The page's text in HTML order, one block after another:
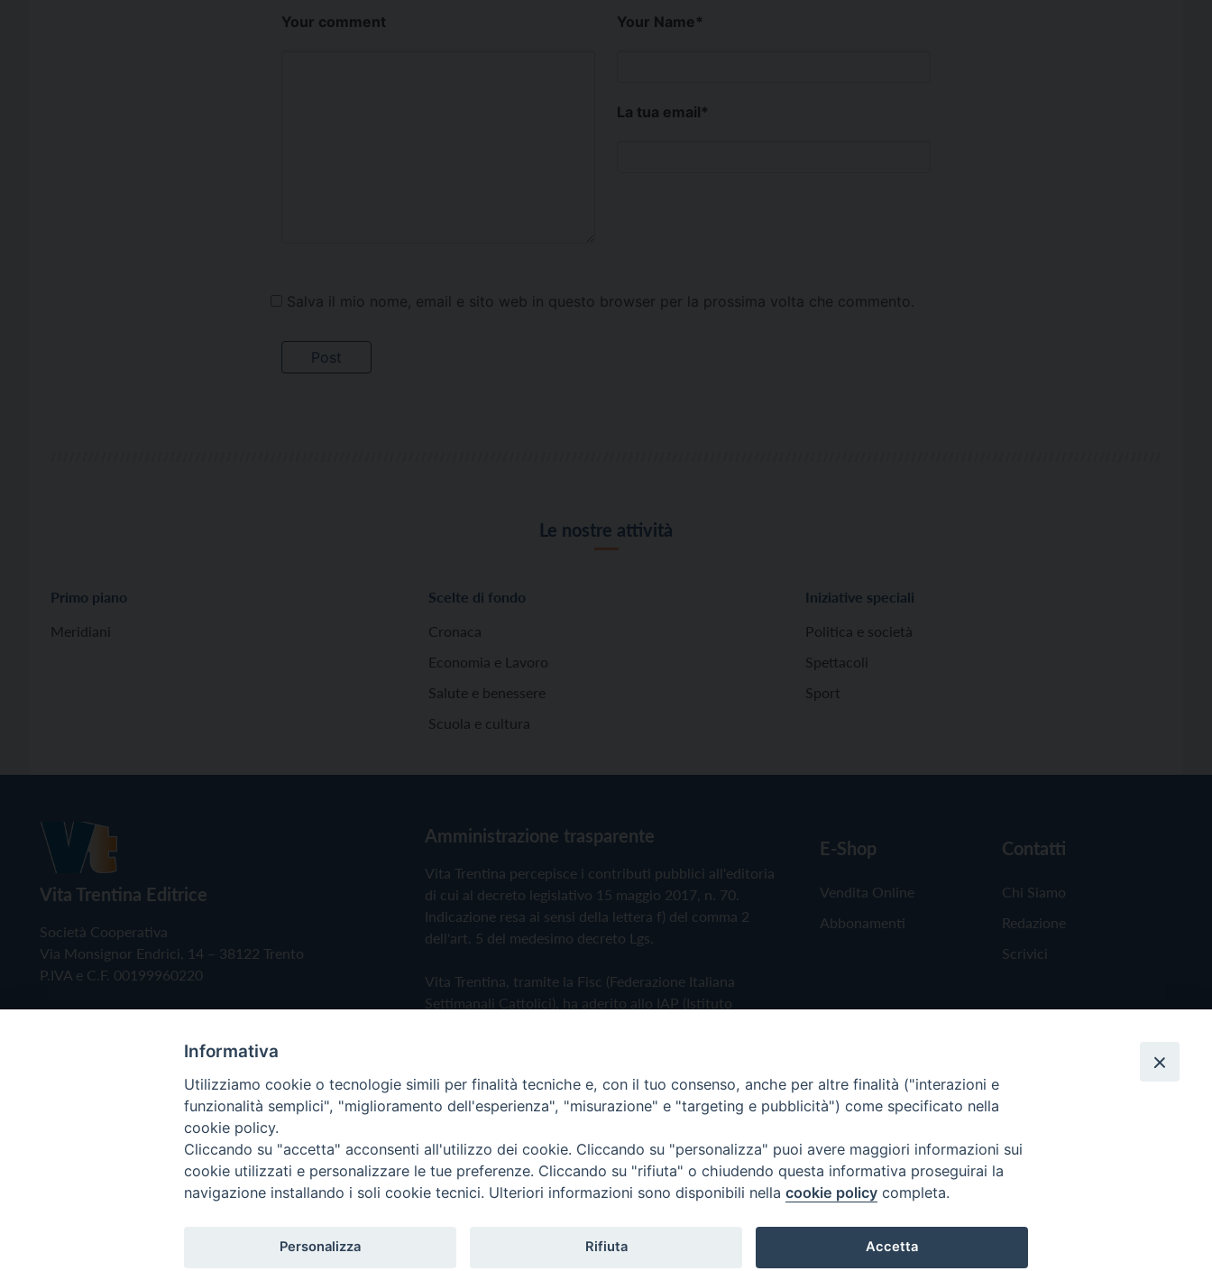
Your comment Your Name*
La tua email*
Salva il mio nome, email e sito web in questo browser per la prossima volta che commento.
Le nostre attività
Primo piano
Meridiani
Scelte di fondo
Cronaca
Economia e Lavoro
Salute e benessere
Scuola e cultura
Iniziative speciali
Politica e società
Spettacoli
Sport
Vita Trentina Editrice
Società Cooperativa
Via Monsignor Endrici, 14 – 38122 Trento
P.IVA e C.F. 00199960220
Amministrazione trasparente
Vita Trentina percepisce i contributi pubblici all'editoria
di cui al decreto legislativo 15 maggio 2017, n. 70.
Indicazione resa ai sensi della lettera f) del comma 2
dell'art. 5 del medesimo decreto Lgs.
Vita Trentina, tramite la Fisc (Federazione Italiana
Settimanali Cattolici), ha aderito allo IAP (Istituto
Privacy Policy Cookie Policy
E-Shop
Vendita Online
Abbonamenti
Contatti
Chi Siamo
Redazione
Scrivici
Copyright © 2019 - Tutti i diritti riservati - Vita Trentina Editrice
Informativa
Utilizziamo cookie o tecnologie simili per finalità tecniche e, con il tuo consenso, anche per altre finalità ("interazioni e
funzionalità semplici", "miglioramento dell'esperienza", "misurazione" e "targeting e pubblicità") come specificato nella
cookie policy.
Cliccando su "accetta" acconsenti all'utilizzo dei cookie. Cliccando su "personalizza" puoi avere maggiori informazioni sui
cookie utilizzati e personalizzare le tue preferenze. Cliccando su "rifiuta" o chiudendo questa informativa proseguirai la
navigazione installando i soli cookie tecnici. Ulteriori informazioni sono disponibili nella cookie policy completa.
Personalizza Rifiuta Accetta